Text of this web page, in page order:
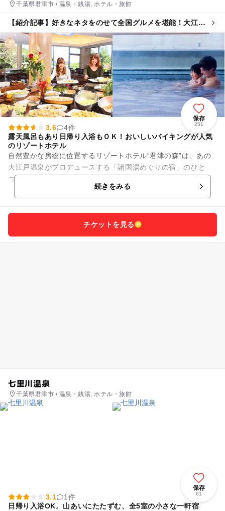
千葉県君津市 / 温泉・銭湯, ホテル・旅館
【紹介記事】好きなネタをのせて全国グルメを堪能！大江戸
保存
251
3.6
4件
露天風呂もあり日帰り入浴もＯＫ！おいしいバイキングが人気
のリゾートホテル
自然豊かな房総に位置するリゾートホテル“君津の森”は、あの
大江戸温泉がプロデュースする「諸国湯めぐりの宿」のひと
つ。 温泉施設はいわゆる人工温泉ですが、露天風呂もあり日帰
続きをみる
チケットを見る
七里川温泉
千葉県君津市 / 温泉・銭湯, ホテル・旅館
保存
61
3.1
1件
日帰り入浴OK。山あいにたたずむ、全5室の小さな一軒宿